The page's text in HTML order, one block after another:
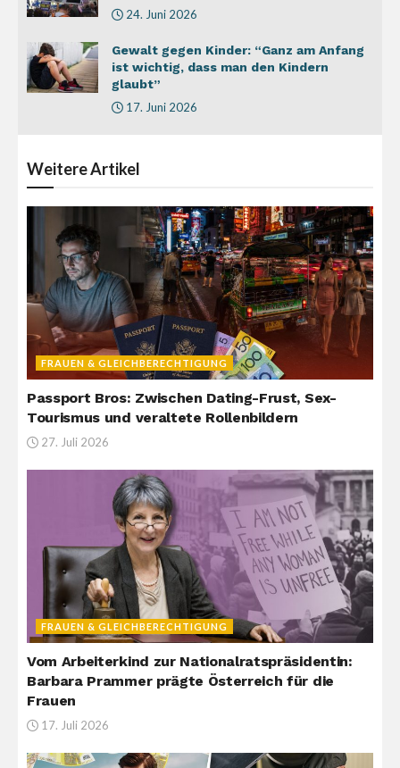
24. Juni 2026
Gewalt gegen Kinder: “Ganz am Anfang
ist wichtig, dass man den Kindern
glaubt”
17. Juni 2026
WeitereArtikel
FRAUEN & GLEICHBERECHTIGUNG
Passport Bros: Zwischen Dating-Frust, Sex-
Tourismus und veraltete Rollenbildern
27. Juli 2026
FRAUEN & GLEICHBERECHTIGUNG
Vom Arbeiterkind zur Nationalratspräsidentin:
Barbara Prammer prägte Österreich für die
Frauen
17. Juli 2026